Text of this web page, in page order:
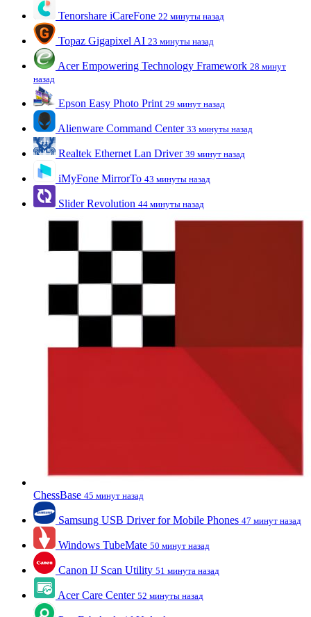
Tenorshare iCareFone 22 минуты назад
Topaz Gigapixel AI 23 минуты назад
Acer Empowering Technology Framework 28 минут
назад
Epson Easy Photo Print 29 минут назад
Alienware Command Center 33 минуты назад
Realtek Ethernet Lan Driver 39 минут назад
iMyFone MirrorTo 43 минуты назад
Slider Revolution 44 минуты назад
ChessBase 45 минут назад
Samsung USB Driver for Mobile Phones 47 минут назад
Windows TubeMate 50 минут назад
Canon IJ Scan Utility 51 минута назад
Acer Care Center 52 минуты назад